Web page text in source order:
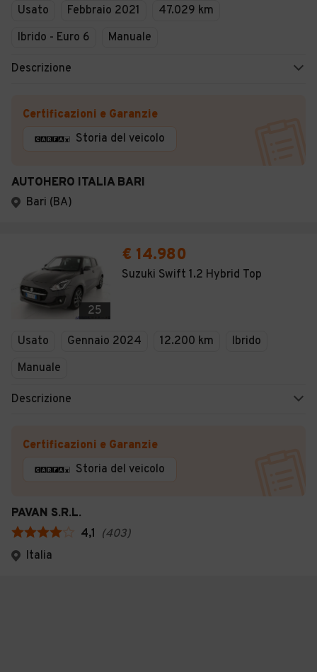
Usato Febbraio 2021
47.029 km
Ibrido - Euro 6
Manuale
Descrizione
Certificazioni e Garanzie
Storia del veicolo
AUTOHERO ITALIA BARI
Bari (BA)
25
€ 14.980
Suzuki Swift 1.2 Hybrid Top
Usato Gennaio 2024 12.200 km
Ibrido
Manuale
Descrizione
Certificazioni e Garanzie
Storia del veicolo
PAVAN S.R.L.
4,1 (403)
Italia